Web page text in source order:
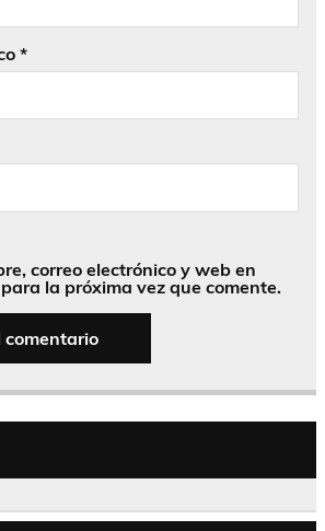
*
correo electrónico y web en
la próxima vez que comente.